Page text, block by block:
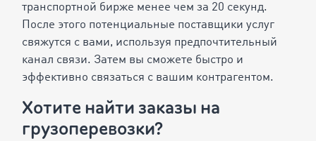
транспортной бирже менее чем за 20 секунд.
После этого потенциальные поставщики услуг
свяжутся с вами, используя предпочтительный
канал связи. Затем вы сможете быстро и
эффективно связаться с вашим контрагентом.
Хотите найти заказы на
грузоперевозки?